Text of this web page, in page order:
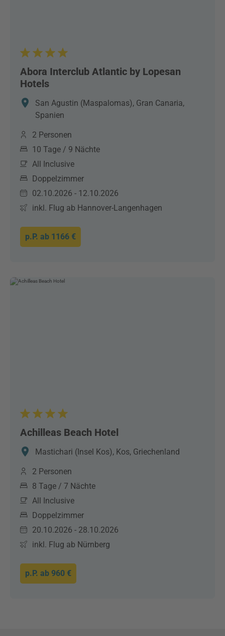
Abora Interclub Atlantic by Lopesan
Hotels
San Agustin (Maspalomas), Gran Canaria,
Spanien
2 Personen
10 Tage / 9 Nächte
All Inclusive
Doppelzimmer
02.10.2026 - 12.10.2026
inkl. Flug ab Hannover-Langenhagen
p.P. ab 1166 €
Achilleas Beach Hotel
Mastichari (Insel Kos), Kos, Griechenland
2 Personen
8 Tage / 7 Nächte
All Inclusive
Doppelzimmer
20.10.2026 - 28.10.2026
inkl. Flug ab Nürnberg
p.P. ab 960 €